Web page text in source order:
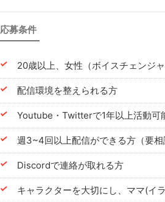
応募条件
20歳以上、女性（ボイスチェンジャ
配信環境を整えられる方
Youtube・Twitterで1年以上活動可
週3~4回以上配信ができる方（要相
Discordで連絡が取れる方
キャラクターを大切にし、ママ(イ